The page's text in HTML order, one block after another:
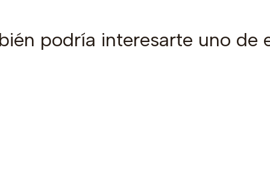
podría interesarte uno de